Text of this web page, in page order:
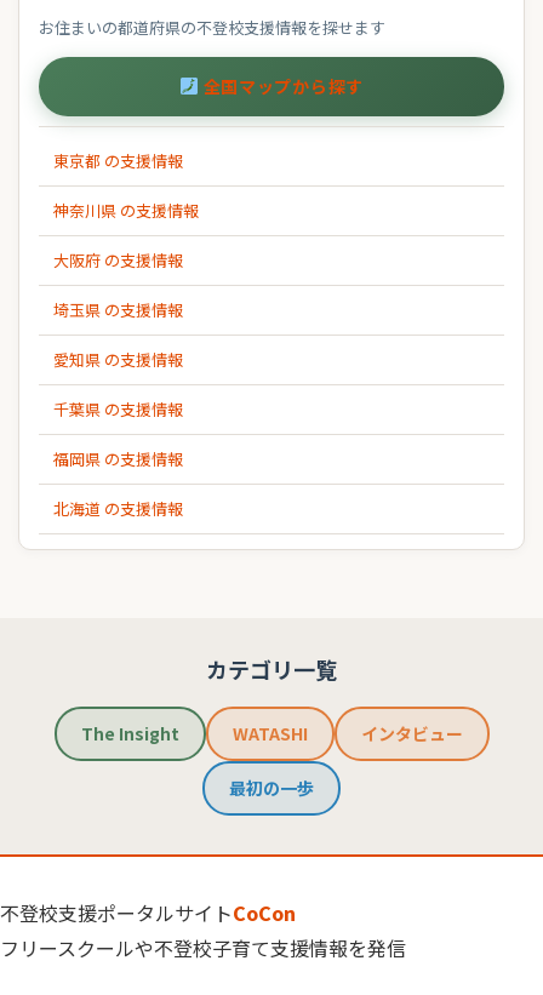
お住まいの都道府県の不登校支援情報を探せます
全国マップから探す
東京都 の支援情報
神奈川県 の支援情報
大阪府 の支援情報
埼玉県 の支援情報
愛知県 の支援情報
千葉県 の支援情報
福岡県 の支援情報
北海道 の支援情報
カテゴリ一覧
The Insight WATASHI インタビュー
最初の一歩
不登校支援ポータルサイトCoCon
フリースクールや不登校子育て支援情報を発信